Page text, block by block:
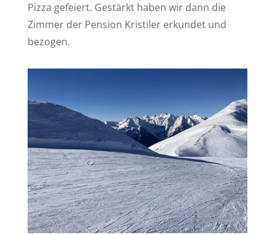
Pizza gefeiert. Gestärkt haben wir dann die
Zimmer der Pension Kristiler erkundet und
bezogen.